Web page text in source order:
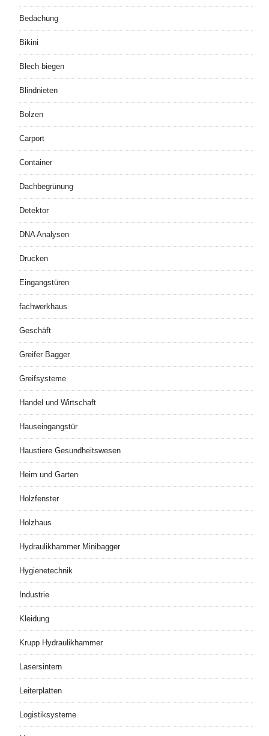
Bedachung
Bikini
Blech biegen
Blindnieten
Bolzen
Carport
Container
Dachbegrünung
Detektor
DNA Analysen
Drucken
Eingangstüren
fachwerkhaus
Geschäft
Greifer Bagger
Greifsysteme
Handel und Wirtschaft
Hauseingangstür
Haustiere Gesundheitswesen
Heim und Garten
Holzfenster
Holzhaus
Hydraulikhammer Minibagger
Hygienetechnik
Industrie
Kleidung
Krupp Hydraulikhammer
Lasersintern
Leiterplatten
Logistiksysteme